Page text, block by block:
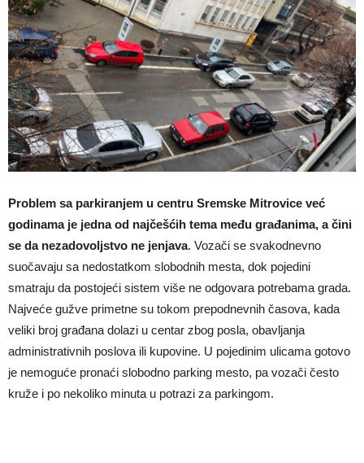
Problem sa parkiranjem u centru Sremske Mitrovice već
godinama je jedna od najčešćih tema među građanima, a čini
se da nezadovoljstvo ne jenjava. Vozači se svakodnevno
suočavaju sa nedostatkom slobodnih mesta, dok pojedini
smatraju da postojeći sistem više ne odgovara potrebama grada.
Najveće gužve primetne su tokom prepodnevnih časova, kada
veliki broj građana dolazi u centar zbog posla, obavljanja
administrativnih poslova ili kupovine. U pojedinim ulicama gotovo
je nemoguće pronaći slobodno parking mesto, pa vozači često
kruže i po nekoliko minuta u potrazi za parkingom.